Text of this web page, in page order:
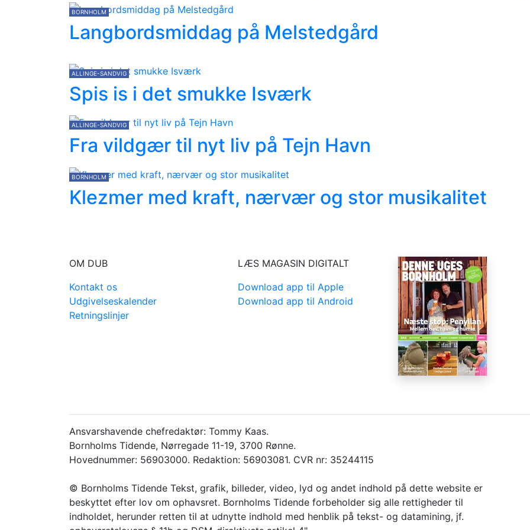
BORNHOLM
Langbordsmiddag på Melstedgård
ALLINGE-SANDVIG
Spis is i det smukke Isværk
ALLINGE-SANDVIG
Fra vildgær til nyt liv på Tejn Havn
BORNHOLM
Klezmer med kraft, nærvær og stor musikalitet
OM DUB
Kontakt os
Udgivelseskalender
Retningslinjer
LÆS MAGASIN DIGITALT
Download app til Apple
Download app til Android
Ansvarshavende chefredaktør: Tommy Kaas.
Bornholms Tidende, Nørregade 11-19, 3700 Rønne.
Hovednummer: 56903000. Redaktion: 56903081. CVR nr: 35244115
© Bornholms Tidende Tekst, grafik, billeder, video, lyd og andet indhold på dette website er
beskyttet efter lov om ophavsret. Bornholms Tidende forbeholder sig alle rettigheder til
indholdet, herunder retten til at udnytte indhold med henblik på tekst- og datamining, jf.